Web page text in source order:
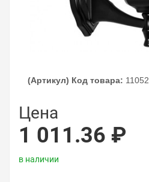
(Артикул) Код товара: 11052
Цена
1 011.36 ₽
в наличии